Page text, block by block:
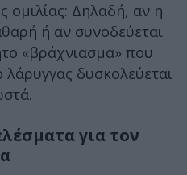
ομιλίας: Δηλαδή, αν η
ή αν συνοδεύεται
«βράχνιασμα» που
λάρυγγας δυσκολεύεται
για τον